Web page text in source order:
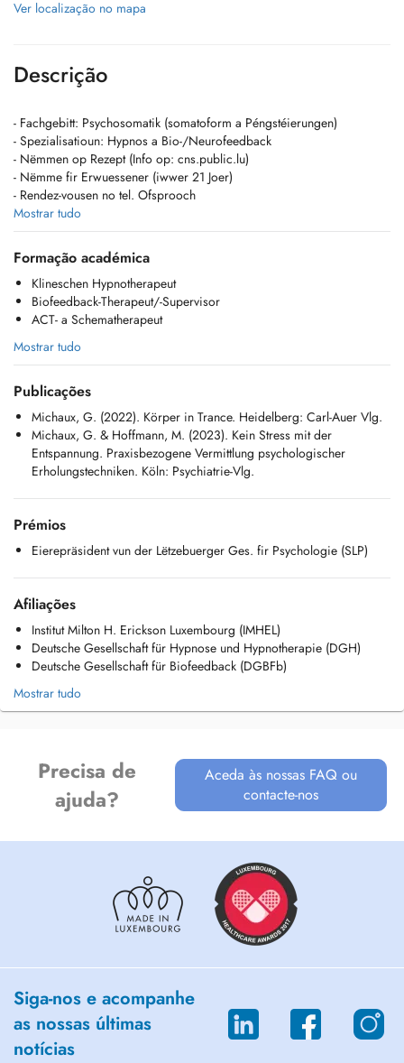
Ver localização no mapa
Descrição
- Fachgebitt: Psychosomatik (somatoform a Péngstéierungen)
- Spezialisatioun: Hypnos a Bio-/Neurofeedback
- Nëmmen op Rezept (Info op: cns.public.lu)
- Nëmme fir Erwuessener (iwwer 21 Joer)
- Rendez-vousen no tel. Ofsprooch
- Keng gläichzäiteg Behandlung vu Familljememberen
- Keng Noutfall- oder psychiatresch Versuergung
Mostrar tudo
Formação académica
Klineschen Hypnotherapeut
Biofeedback-Therapeut/-Supervisor
ACT- a Schematherapeut
Mostrar tudo
Publicações
Michaux, G. (2022). Körper in Trance. Heidelberg: Carl-Auer Vlg.
Michaux, G. & Hoffmann, M. (2023). Kein Stress mit der
Entspannung. Praxisbezogene Vermittlung psychologischer
Erholungstechniken. Köln: Psychiatrie-Vlg.
Prémios
Eierepräsident vun der Lëtzebuerger Ges. fir Psychologie (SLP)
Afiliações
Institut Milton H. Erickson Luxembourg (IMHEL)
Deutsche Gesellschaft für Hypnose und Hypnotherapie (DGH)
Deutsche Gesellschaft für Biofeedback (DGBFb)
Mostrar tudo
Precisa de
ajuda?
Aceda às nossas FAQ ou
contacte-nos
Siga-nos e acompanhe
as nossas últimas
notícias